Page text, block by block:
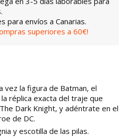
para envíos a Canarias.
superiores a 60€!
vez la figura de Batman, el
réplica exacta del traje que
Dark Knight, y adéntrate en el
de DC.
y escotilla de las pilas.